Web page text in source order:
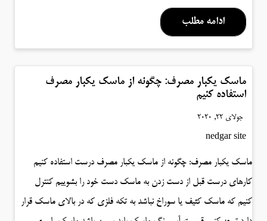
ادامه مطلب
ماسک یکبار مصرف: چگونه از ماسک یکبار مصرف
استفاده کنیم
جولای 22, 2020
nedgar site
ماسک یکبار مصرف: چگونه از ماسک یکبار مصرف درست استفاده کنیم
کارهای درست قبل از دست زدن به ماسک دست خود را بشوییم کنترل
کنیم که ماسک کثیف یا سوراخ نباشد به تکه فلزی که در بالای ماسک قرار